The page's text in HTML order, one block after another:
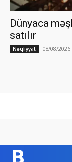
Dünyaca
satılır
Nəqliyyat 08/08/2026